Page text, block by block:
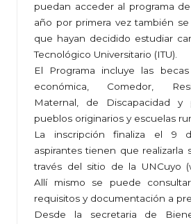
puedan acceder al programa
año por primera vez también
que hayan decidido estudiar
Tecnológico Universitario (ITU).
El Programa incluye las
económica, Comedor,
Maternal, de Discapacidad y
pueblos originarios y escuelas
La inscripción finaliza el 9
aspirantes tienen que realizarla
través del sitio de la UNCuyo
Allí mismo se puede
requisitos y documentación a
Desde la secretaria de